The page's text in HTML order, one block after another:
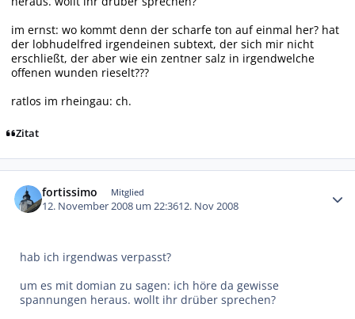
im ernst: wo kommt denn der scharfe ton auf einmal her? hat
der lobhudelfred irgendeinen subtext, der sich mir nicht
erschließt, der aber wie ein zentner salz in irgendwelche
offenen wunden rieselt???
ratlos im rheingau: ch.
Zitat
fortissimo Mitglied
12. November 2008 um 22:3612. Nov 2008
hab ich irgendwas verpasst?
um es mit domian zu sagen: ich höre da gewisse
spannungen heraus. wollt ihr drüber sprechen?